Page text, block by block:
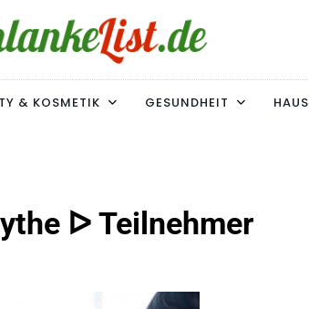
SIE SIND NICHT ALLEIN!
& KOSMETIK GESUNDHEIT
ᐅ Teilnehmer